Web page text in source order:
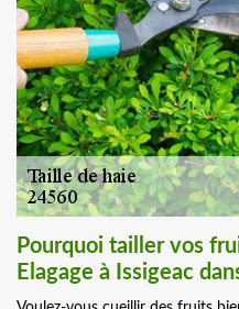
Pourquoi tailler vos
Elagage à Issigeac